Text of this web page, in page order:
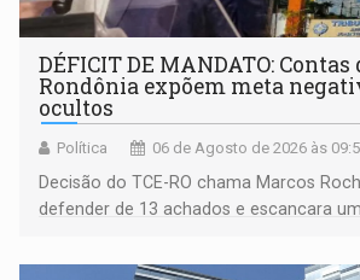
DÉFICIT DE MANDATO:
Rondônia expõem meta
ocultos
Política 06 de Agosto de 2026 às
Decisão do TCE-RO chama Marcos
defender de 13 achados e escancara
mandato